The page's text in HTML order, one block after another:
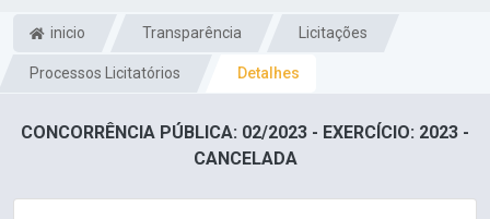
inicio Transparência Licitações
Processos Licitatórios Detalhes
CONCORRÊNCIA PÚBLICA: 02/2023 - EXERCÍCIO: 2023 -
CANCELADA